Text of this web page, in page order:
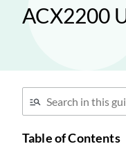
ACX2200
Table of Contents